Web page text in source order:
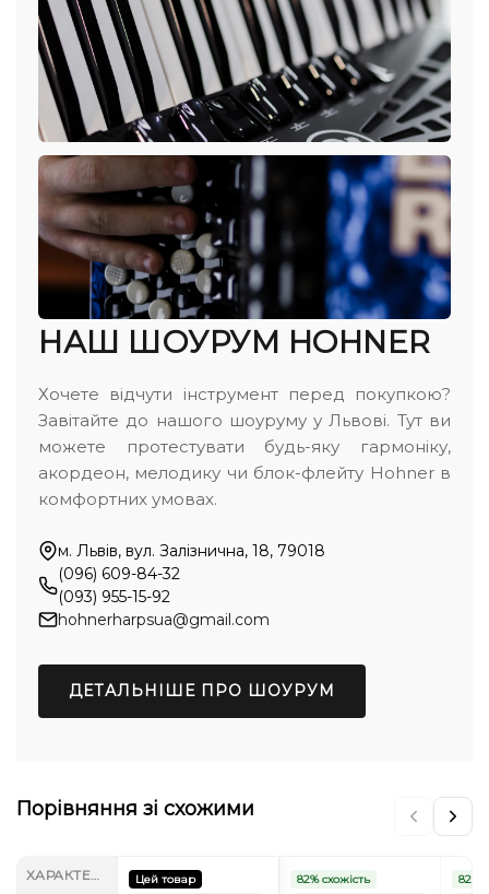
НАШ ШОУРУМ HOHNER
Хочете відчути інструмент перед покупкою?
Завітайте до нашого шоуруму у Львові. Тут ви
можете протестувати будь-яку гармоніку,
акордеон, мелодику чи блок-флейту Hohner в
комфортних умовах.
м. Львів, вул. Залізнична, 18, 79018
(096) 609-84-32
(093) 955-15-92
hohnerharpsua@gmail.com
ДЕТАЛЬНІШЕ ПРО ШОУРУМ
Порівняння зі схожими
Цей товар 82% схожість 82%